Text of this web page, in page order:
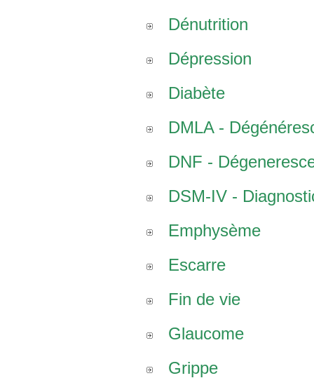
Dénutrition
Dépression
Diabète
DMLA -
DNF -
DSM-IV -
Emphysème
Escarre
Fin de vie
Glaucome
Grippe